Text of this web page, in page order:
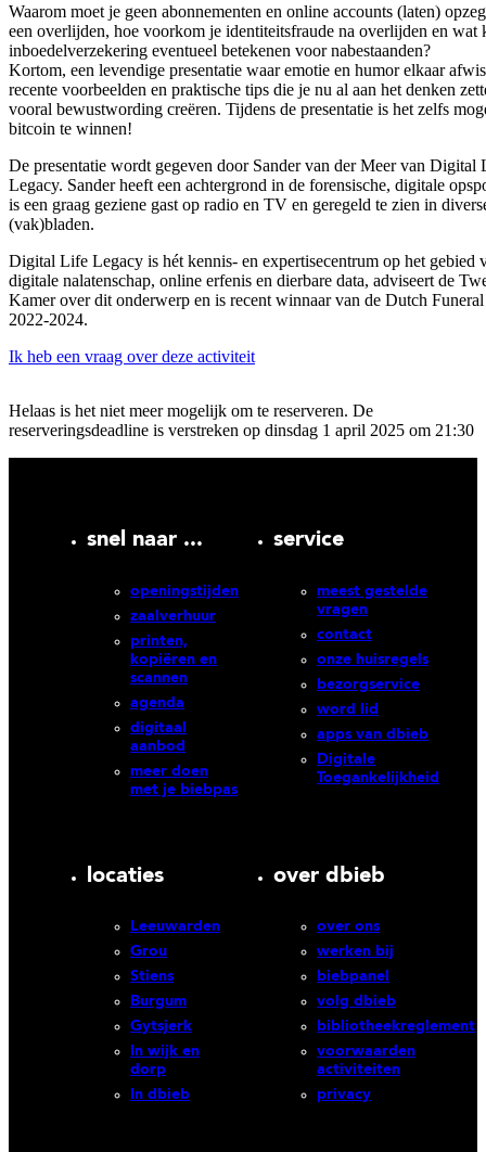
Waarom moet je geen abonnementen en online accounts (laten)
een overlijden, hoe voorkom je identiteitsfraude na overlijden en wat
inboedelverzekering eventueel betekenen voor nabestaanden?
Kortom, een levendige presentatie waar emotie en humor elkaar
recente voorbeelden en praktische tips die je nu al aan het denken
vooral bewustwording creëren. Tijdens de presentatie is het zelfs
bitcoin te winnen!
De presentatie wordt gegeven door Sander van der Meer van Digital
Legacy. Sander heeft een achtergrond in de forensische, digitale
is een graag geziene gast op radio en TV en geregeld te zien in
(vak)bladen.
Digital Life Legacy is hét kennis- en expertisecentrum op het gebied
digitale nalatenschap, online erfenis en dierbare data, adviseert de
Kamer over dit onderwerp en is recent winnaar van de Dutch
2022-2024.
Ik heb een vraag over deze activiteit
Helaas is het niet meer mogelijk om te reserveren. De
reserveringsdeadline is verstreken op dinsdag 1 april 2025 om 21:30
snel naar ...
openingstijden
zaalverhuur
printen,
kopiëren en
scannen
agenda
digitaal
aanbod
meer doen
met je biebpas
service
meest gestelde
vragen
contact
onze huisregels
bezorgservice
word lid
apps van dbieb
Digitale
Toegankelijkheid
locaties
Leeuwarden
Grou
Stiens
Burgum
Gytsjerk
In wijk en
dorp
In dbieb
over dbieb
over ons
werken bij
biebpanel
volg dbieb
bibliotheekreglement
voorwaarden
activiteiten
privacy